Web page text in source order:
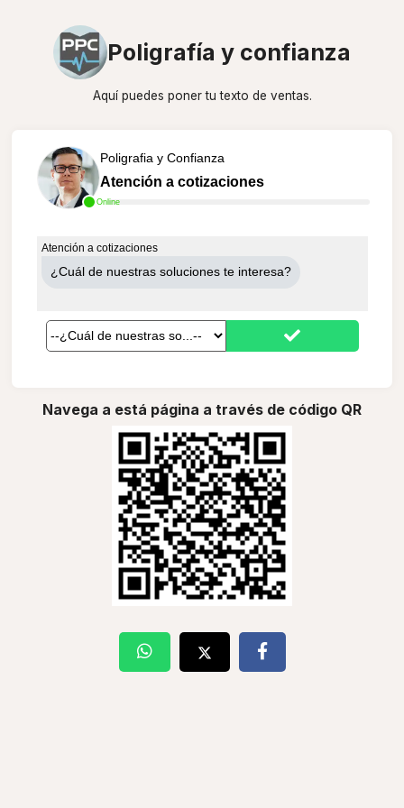
Poligrafía y confianza
Aquí puedes poner tu texto de ventas.
Online
Poligrafia y Confianza
Atención a cotizaciones
Atención a cotizaciones
¿Cuál de nuestras soluciones te interesa?
Navega a está página a través de código QR